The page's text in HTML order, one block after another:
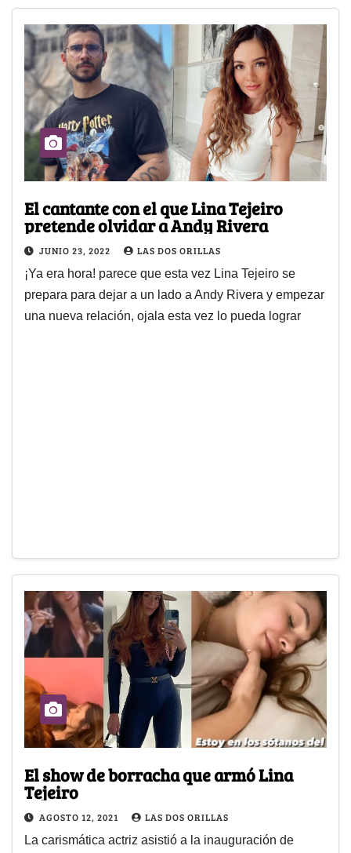
El cantante con el que Lina Tejeiro
pretende olvidar a Andy Rivera
JUNIO 23, 2022 LAS DOS ORILLAS
¡Ya era hora! parece que esta vez Lina Tejeiro se
prepara para dejar a un lado a Andy Rivera y empezar
una nueva relación, ojala esta vez lo pueda lograr
El show de borracha que armó Lina
Tejeiro
AGOSTO 12, 2021 LAS DOS ORILLAS
La carismática actriz asistió a la inauguración de